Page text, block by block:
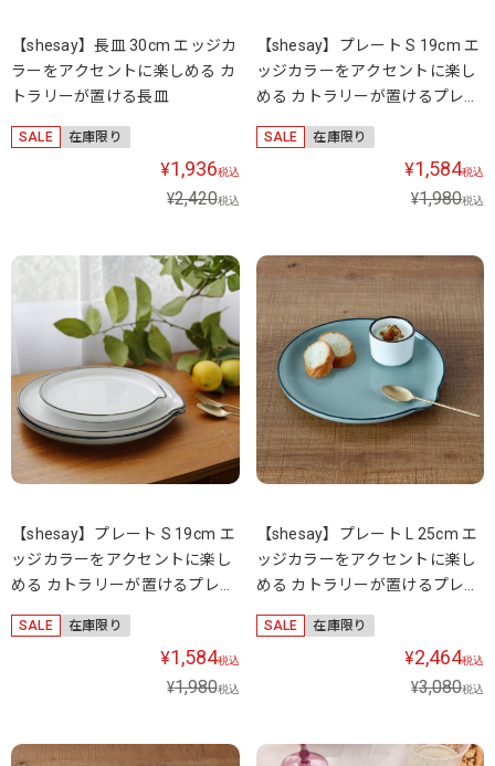
【shesay】長皿 30cm エッジカ
ラーをアクセントに楽しめる カ
トラリーが置ける長皿
SALE 在庫限り
¥1,936税込
¥2,420税込
【shesay】プレート S 19cm エ
ッジカラーをアクセントに楽し
める カトラリーが置けるプレー
ト
SALE 在庫限り
¥1,584税込
¥1,980税込
【shesay】プレート S 19cm エ
ッジカラーをアクセントに楽し
める カトラリーが置けるプレー
SALE 在庫限り
¥1,584税込
¥1,980税込
【shesay】プレート L 25cm エ
ッジカラーをアクセントに楽し
める カトラリーが置けるプレー
SALE 在庫限り
¥2,464税込
¥3,080税込